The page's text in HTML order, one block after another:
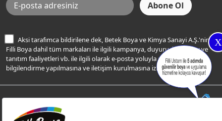
X
KVKK Talep Formu
KVKK Aydınlatma Metni
Aksi tarafımca bildirilene dek, Betek Boya ve Kimya Sanayi A.Ş.'nin
Filli Boya dahil tüm markaları ile ilgili kampanya, duyuru, hizmetler ve
tanıtım faaliyetleri vb. ile ilgili olarak e-posta yoluyla şahsıma
bilgilendirme yapılmasına ve iletişim kurulmasına izin veriyorum.